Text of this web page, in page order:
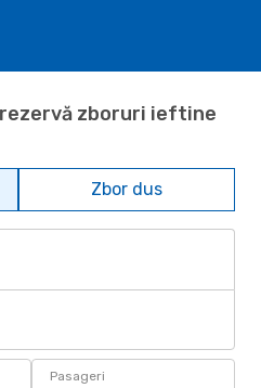
zboruri ieftine
Zbor dus
Pasageri